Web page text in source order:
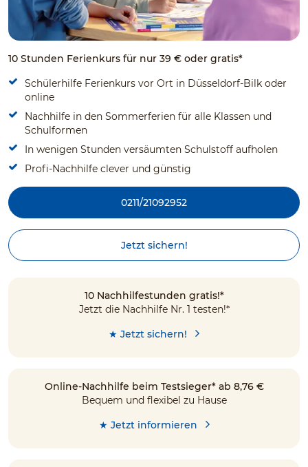
10 Stunden Ferienkurs für nur 39 € oder gratis*
Schülerhilfe Ferienkurs vor Ort in Düsseldorf-Bilk oder
online
Nachhilfe in den Sommerferien für alle Klassen und
Schulformen
In wenigen Stunden versäumten Schulstoff aufholen
Profi-Nachhilfe clever und günstig
0211/21092952
Jetzt sichern!
10 Nachhilfestunden gratis!*
Jetzt die Nachhilfe Nr. 1 testen!*
★ Jetzt sichern!
Online-Nachhilfe beim Testsieger* ab 8,76 €
Bequem und flexibel zu Hause
★ Jetzt informieren